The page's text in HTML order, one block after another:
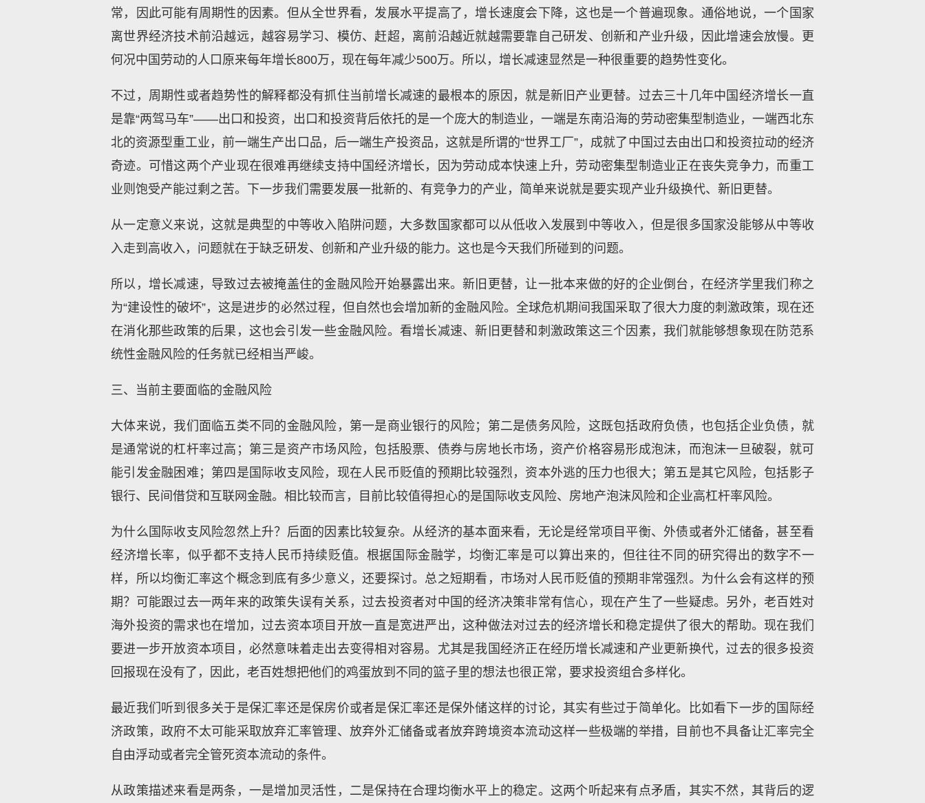
常，因此可能有周期性的因素。但从全世界看，发展水平提高了，增长速度会下降，这也是一个普遍现象。通俗地说，一个国家
离世界经济技术前沿越远，越容易学习、模仿、赶超，离前沿越近就越需要靠自己研发、创新和产业升级，因此增速会放慢。更
何况中国劳动的人口原来每年增长800万，现在每年减少500万。所以，增长减速显然是一种很重要的趋势性变化。
不过，周期性或者趋势性的解释都没有抓住当前增长减速的最根本的原因，就是新旧产业更替。过去三十几年中国经济增长一直
是靠“两驾马车”——出口和投资，出口和投资背后依托的是一个庞大的制造业，一端是东南沿海的劳动密集型制造业，一端西北东
北的资源型重工业，前一端生产出口品，后一端生产投资品，这就是所谓的“世界工厂”，成就了中国过去由出口和投资拉动的经济
奇迹。可惜这两个产业现在很难再继续支持中国经济增长，因为劳动成本快速上升，劳动密集型制造业正在丧失竞争力，而重工
业则饱受产能过剩之苦。下一步我们需要发展一批新的、有竞争力的产业，简单来说就是要实现产业升级换代、新旧更替。
从一定意义来说，这就是典型的中等收入陷阱问题，大多数国家都可以从低收入发展到中等收入，但是很多国家没能够从中等收
入走到高收入，问题就在于缺乏研发、创新和产业升级的能力。这也是今天我们所碰到的问题。
所以，增长减速，导致过去被掩盖住的金融风险开始暴露出来。新旧更替，让一批本来做的好的企业倒台，在经济学里我们称之
为“建设性的破坏”，这是进步的必然过程，但自然也会增加新的金融风险。全球危机期间我国采取了很大力度的刺激政策，现在还
在消化那些政策的后果，这也会引发一些金融风险。看增长减速、新旧更替和刺激政策这三个因素，我们就能够想象现在防范系
统性金融风险的任务就已经相当严峻。
三、当前主要面临的金融风险
大体来说，我们面临五类不同的金融风险，第一是商业银行的风险；第二是债务风险，这既包括政府负债，也包括企业负债，就
是通常说的杠杆率过高；第三是资产市场风险，包括股票、债券与房地长市场，资产价格容易形成泡沫，而泡沫一旦破裂，就可
能引发金融困难；第四是国际收支风险，现在人民币贬值的预期比较强烈，资本外逃的压力也很大；第五是其它风险，包括影子
银行、民间借贷和互联网金融。相比较而言，目前比较值得担心的是国际收支风险、房地产泡沫风险和企业高杠杆率风险。
为什么国际收支风险忽然上升？后面的因素比较复杂。从经济的基本面来看，无论是经常项目平衡、外债或者外汇储备，甚至看
经济增长率，似乎都不支持人民币持续贬值。根据国际金融学，均衡汇率是可以算出来的，但往往不同的研究得出的数字不一
样，所以均衡汇率这个概念到底有多少意义，还要探讨。总之短期看，市场对人民币贬值的预期非常强烈。为什么会有这样的预
期？可能跟过去一两年来的政策失误有关系，过去投资者对中国的经济决策非常有信心，现在产生了一些疑虑。另外，老百姓对
海外投资的需求也在增加，过去资本项目开放一直是宽进严出，这种做法对过去的经济增长和稳定提供了很大的帮助。现在我们
要进一步开放资本项目，必然意味着走出去变得相对容易。尤其是我国经济正在经历增长减速和产业更新换代，过去的很多投资
回报现在没有了，因此，老百姓想把他们的鸡蛋放到不同的篮子里的想法也很正常，要求投资组合多样化。
最近我们听到很多关于是保汇率还是保房价或者是保汇率还是保外储这样的讨论，其实有些过于简单化。比如看下一步的国际经
济政策，政府不太可能采取放弃汇率管理、放弃外汇储备或者放弃跨境资本流动这样一些极端的举措，目前也不具备让汇率完全
自由浮动或者完全管死资本流动的条件。
从政策描述来看是两条，一是增加灵活性，二是保持在合理均衡水平上的稳定。这两个听起来有点矛盾，其实不然，其背后的逻